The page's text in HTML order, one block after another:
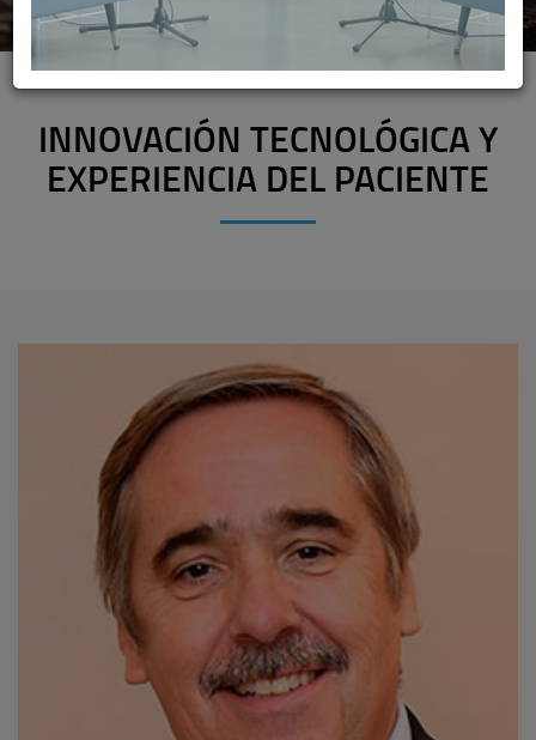
INNOVACIÓN TECNOLÓGICA Y
EXPERIENCIA DEL PACIENTE